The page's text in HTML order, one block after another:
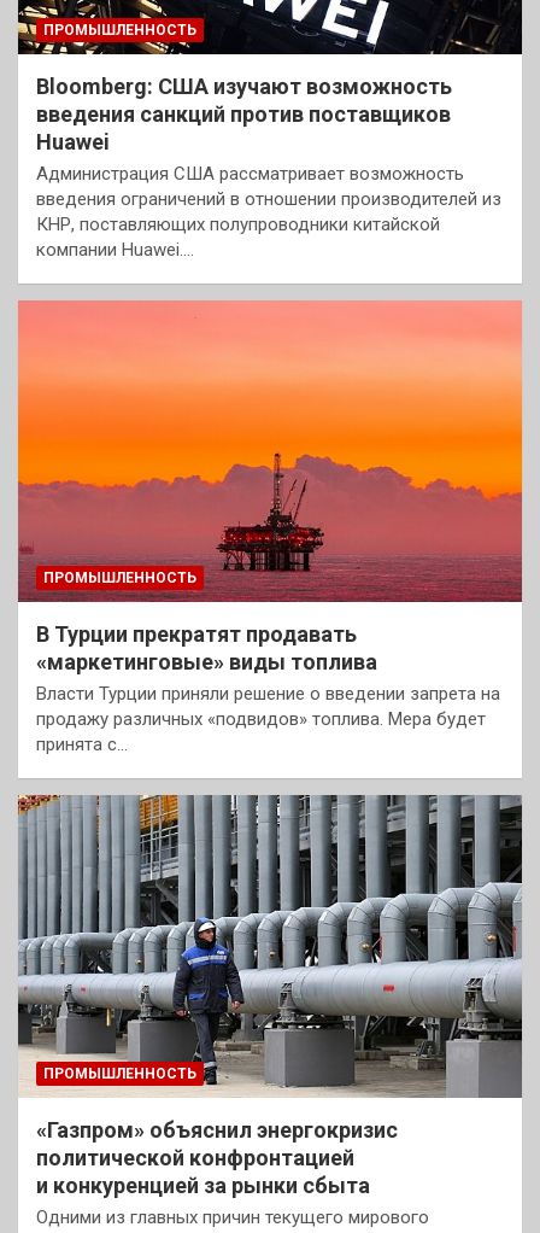
ПРОМЫШЛЕННОСТЬ
Bloomberg: США изучают возможность
введения санкций против поставщиков
Huawei
Администрация США рассматривает возможность
введения ограничений в отношении производителей из
КНР, поставляющих полупроводники китайской
компании Huawei.…
ПРОМЫШЛЕННОСТЬ
В Турции прекратят продавать
«маркетинговые» виды топлива
Власти Турции приняли решение о введении запрета на
продажу различных «подвидов» топлива. Мера будет
принята с…
ПРОМЫШЛЕННОСТЬ
«Газпром» объяснил энергокризис
политической конфронтацией
и конкуренцией за рынки сбыта
Одними из главных причин текущего мирового